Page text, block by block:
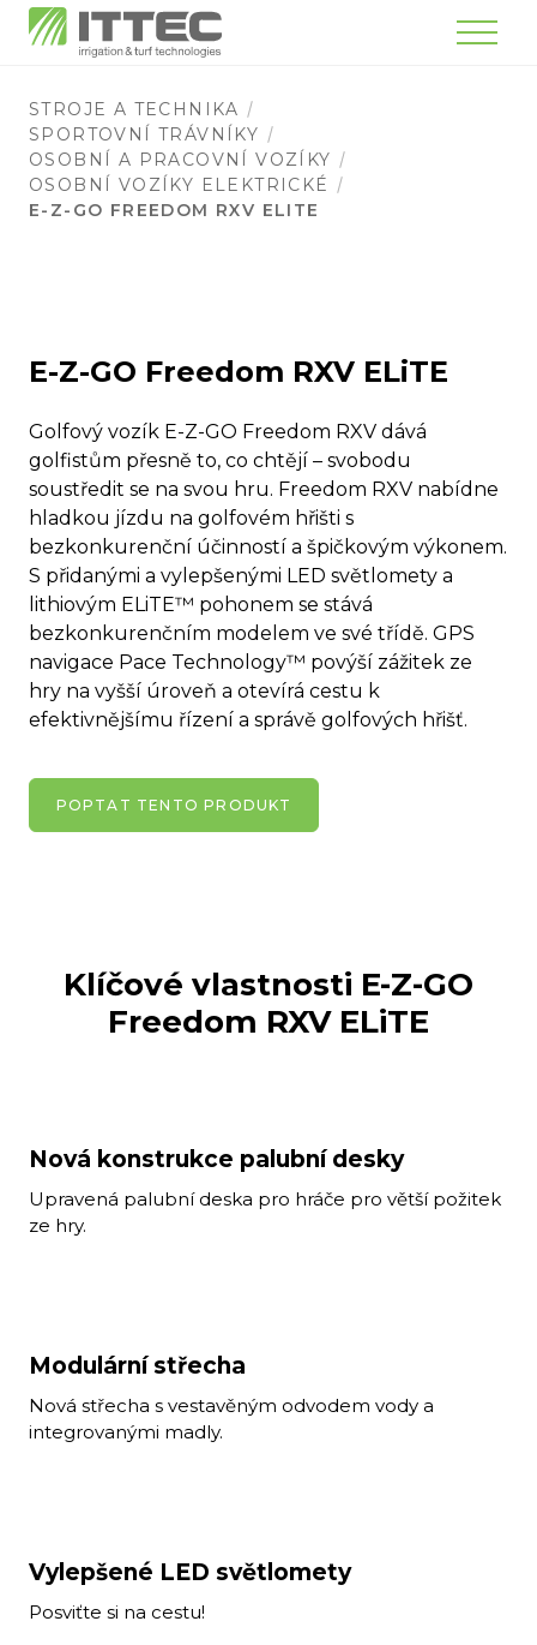
Menu
STROJE A TECHNIKA
SPORTOVNÍ TRÁVNÍKY
OSOBNÍ A PRACOVNÍ VOZÍKY
OSOBNÍ VOZÍKY ELEKTRICKÉ
E-Z-GO FREEDOM RXV ELITE
E-Z-GO Freedom RXV ELiTE
Golfový vozík E-Z-GO Freedom RXV dává
golfistům přesně to, co chtějí – svobodu
soustředit se na svou hru. Freedom RXV nabídne
hladkou jízdu na golfovém hřišti s
bezkonkurenční účinností a špičkovým výkonem.
S přidanými a vylepšenými LED světlomety a
lithiovým ELiTE™ pohonem se stává
bezkonkurenčním modelem ve své třídě. GPS
navigace Pace Technology™ povýší zážitek ze
hry na vyšší úroveň a otevírá cestu k
efektivnějšímu řízení a správě golfových hřišť.
POPTAT TENTO PRODUKT
Klíčové vlastnosti E-Z-GO
Freedom RXV ELiTE
Nová konstrukce palubní desky
Upravená palubní deska pro hráče pro větší požitek
ze hry.
Modulární střecha
Nová střecha s vestavěným odvodem vody a
integrovanými madly.
Vylepšené LED světlomety
Posviťte si na cestu!